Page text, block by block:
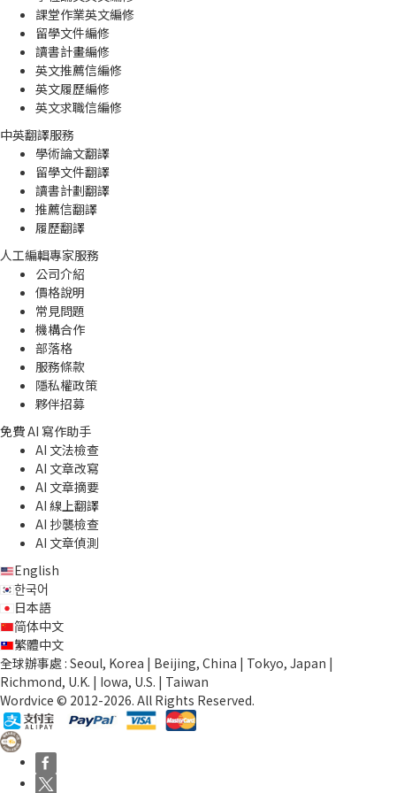
課堂作業英文編修
留學文件編修
讀書計畫編修
英文推薦信編修
英文履歷編修
英文求職信編修
中英翻譯服務
學術論文翻譯
留學文件翻譯
讀書計劃翻譯
推薦信翻譯
履歷翻譯
人工編輯專家服務
公司介紹
價格說明
常見問題
機構合作
部落格
服務條款
隱私權政策
夥伴招募
免費 AI 寫作助手
AI 文法檢查
AI 文章改寫
AI 文章摘要
AI 線上翻譯
AI 抄襲檢查
AI 文章偵測
English
한국어
日本語
简体中文
繁體中文
全球辦事處 : Seoul, Korea | Beijing, China | Tokyo, Japan |
Richmond, U.K. | Iowa, U.S. | Taiwan
Wordvice © 2012-2026. All Rights Reserved.